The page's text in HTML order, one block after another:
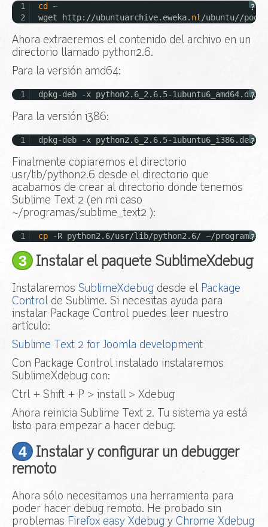
?
1
2
cd
~
wget http: //ubuntuarchive.eweka. nl /ubuntu//pool/
Ahora extraeremos el contenido del archivo en un
directorio llamado python2.6.
Para la versión amd64:
?
1 dpkg-deb -x python2.6_2.6.5-1ubuntu6_amd64.deb
Para la versión i386:
?
1 dpkg-deb -x python2.6_2.6.5-1ubuntu6_i386.deb
Finalmente copiaremos el directorio
usr/lib/python2.6 desde el directorio que
acabamos de crear al directorio donde tenemos
Sublime Text 2 (en mi caso
~/programas/sublime_text2 ):
?
1 cp -R python2.6/usr/lib/python2 .6/ ~/
3 Instalar el paquete SublimeXdebug
Instalaremos SublimeXdebugdesde el Package
Control de Sublime. Si necesitas ayuda para
instalar Package Control puedes leer nuestro
artículo:
Sublime Text 2 for Joomla development
Con Package Control instalado instalaremos
SublimeXdebug con:
Ctrl + Shift + P > install > Xdebug
Ahora reinicia Sublime Text 2. Tu sistema ya está
listo para empezar a hacer debug.
4
Instalar y configurar un debugger
remoto
Ahora sólo necesitamos una herramienta para
poder hacer debug remoto. He probado sin
problemas Firefox easy Xdebugy Chrome Xdebug